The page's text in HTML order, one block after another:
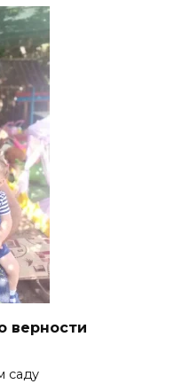
верности
саду